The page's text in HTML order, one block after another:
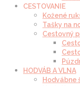
CESTOVANIE
Kožené
Tašky na
Cestovný
HODVÁB A VLNA
Hodvábne